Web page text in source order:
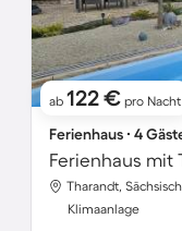
ab 122 € pro Nacht
Ferienhaus ∙ 4
Ferienhaus mit
Klimaanlage